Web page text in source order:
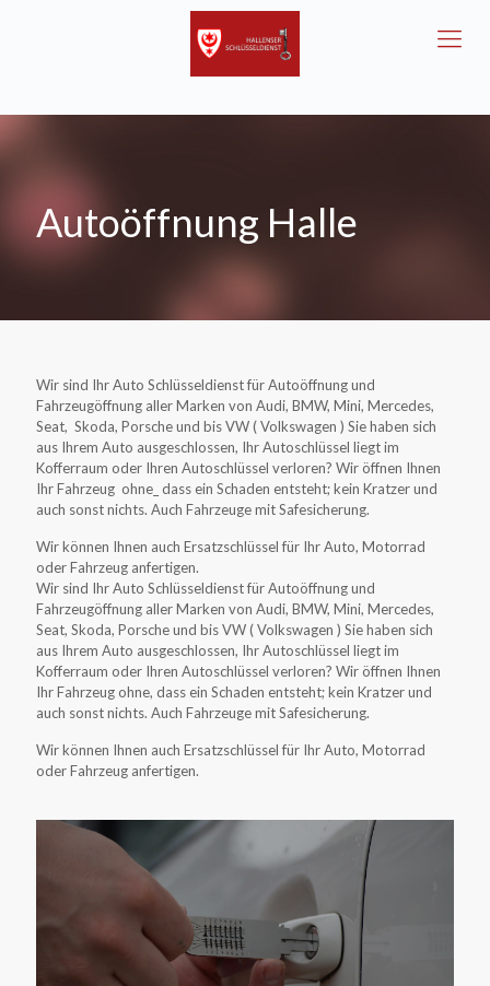
Autoöffnung Halle
Wir sind Ihr Auto Schlüsseldienst für Autoöffnung und
Fahrzeugöffnung aller Marken von Audi, BMW, Mini, Mercedes,
Seat, Skoda, Porsche und bis VW ( Volkswagen ) Sie haben sich
aus Ihrem Auto ausgeschlossen, Ihr Autoschlüssel liegt im
Kofferraum oder Ihren Autoschlüssel verloren? Wir öffnen Ihnen
Ihr Fahrzeug ohne_ dass ein Schaden entsteht; kein Kratzer und
auch sonst nichts. Auch Fahrzeuge mit Safesicherung.
Wir können Ihnen auch Ersatzschlüssel für Ihr Auto, Motorrad
oder Fahrzeug anfertigen.
Wir sind Ihr Auto Schlüsseldienst für Autoöffnung und
Fahrzeugöffnung aller Marken von Audi, BMW, Mini, Mercedes,
Seat, Skoda, Porsche und bis VW ( Volkswagen ) Sie haben sich
aus Ihrem Auto ausgeschlossen, Ihr Autoschlüssel liegt im
Kofferraum oder Ihren Autoschlüssel verloren? Wir öffnen Ihnen
Ihr Fahrzeug ohne, dass ein Schaden entsteht; kein Kratzer und
auch sonst nichts. Auch Fahrzeuge mit Safesicherung.
Wir können Ihnen auch Ersatzschlüssel für Ihr Auto, Motorrad
oder Fahrzeug anfertigen.